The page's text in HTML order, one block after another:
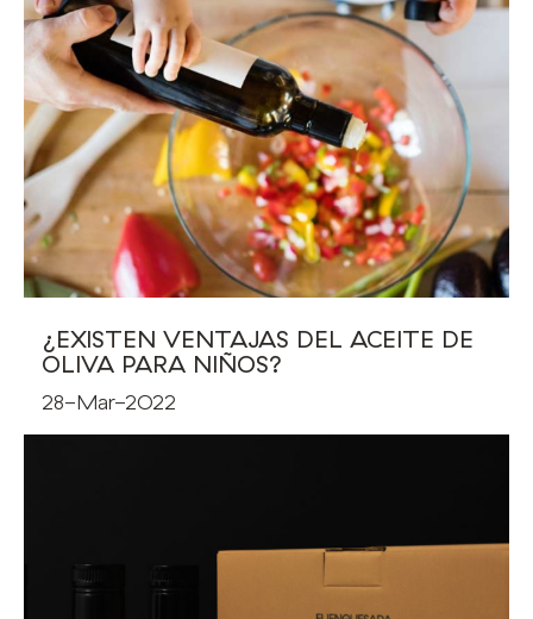
¿EXISTEN VENTAJAS DEL ACEITE DE
OLIVA PARA NIÑOS?
28-Mar-2022